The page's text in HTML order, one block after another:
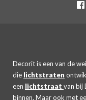
Decorit is een van de
die lichtstraten
een lichtstraat van bij
binnen. Maar ook met